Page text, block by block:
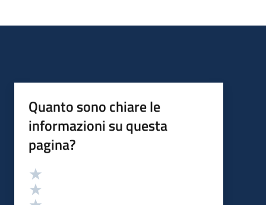
Quanto sono chiare le
informazioni su questa
pagina?
Valutazione